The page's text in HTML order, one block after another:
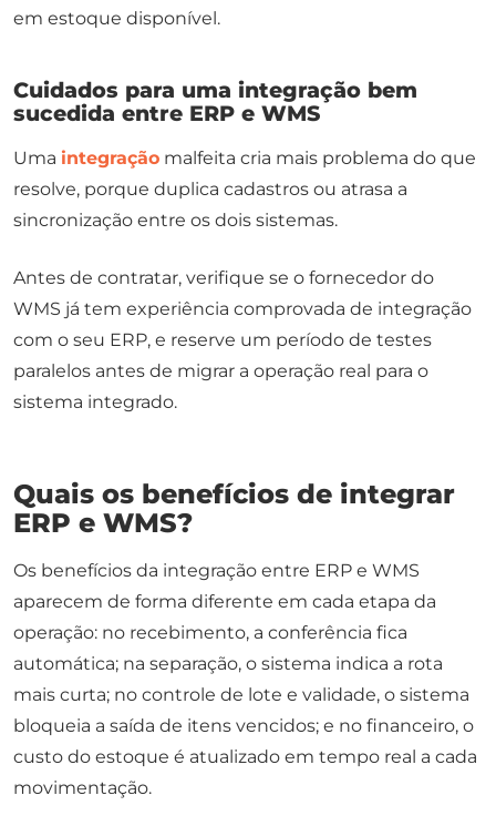
em estoque disponível.
Cuidados para uma integração bem
sucedida entre ERP e WMS
Uma integração malfeita cria mais problema do que
resolve, porque duplica cadastros ou atrasa a
sincronização entre os dois sistemas.
Antes de contratar, verifique se o fornecedor do
WMS já tem experiência comprovada de integração
com o seu ERP, e reserve um período de testes
paralelos antes de migrar a operação real para o
sistema integrado.
Quais os benefícios de integrar
ERP e WMS?
Os benefícios da integração entre ERP e WMS
aparecem de forma diferente em cada etapa da
operação: no recebimento, a conferência fica
automática; na separação, o sistema indica a rota
mais curta; no controle de lote e validade, o sistema
bloqueia a saída de itens vencidos; e no financeiro, o
custo do estoque é atualizado em tempo real a cada
movimentação.